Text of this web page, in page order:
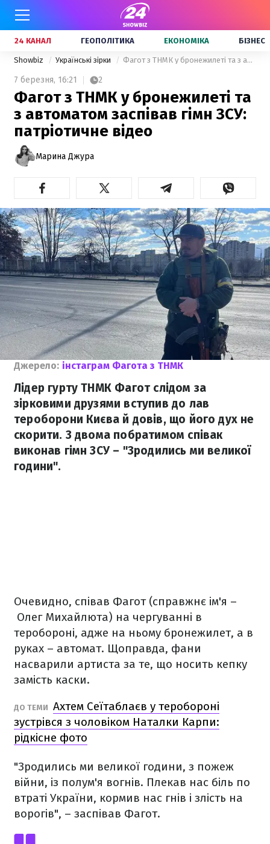
24 КАНАЛ ГЕОПОЛІТИКА ЕКОНОМІКА БІЗНЕС
Showbiz Українські зірки Фагот з ТНМК у бронежилеті та з автоматом заспівав гімн ЗСУ: патріотичне відео
7 березня, 16:21 2
Фагот з ТНМК у бронежилеті та
з автоматом заспівав гімн ЗСУ:
патріотичне відео
Марина Джура
Джерело: інстаграм Фагота з ТНМК
Лідер гурту ТНМК Фагот слідом за
зірковими друзями вступив до лав
тероборони Києва й довів, що його дух не
скорити. З двома побратимом співак
виконав гімн ЗСУ – "Зродились ми великої
години".
Очевидно, співав Фагот (справжнє ім'я –
Олег Михайлюта) на чергуванні в
теробороні, адже на ньому бронежилет, а в
руках – автомат. Щоправда, фани
насварили артиста за те, що носить кепку
замість каски.
ДО ТЕМИ Ахтем Сеїтаблаєв у теробороні
зустрівся з чоловіком Наталки Карпи:
рідкісне фото
"Зродились ми великої години, з пожеж
війни, із полум'я вогнів. Плекав нас біль по
втраті України, кормив нас гнів і злість на
ворогів", – заспівав Фагот.